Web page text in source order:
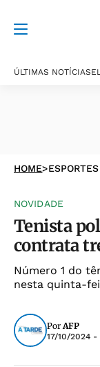
ÚLTIMAS NOTÍCIAS
HOME>ESPORTES
NOVIDADE
Tenista
contrata
Número 1 do
nesta quinta-
PorAFP
17/10/2024 -